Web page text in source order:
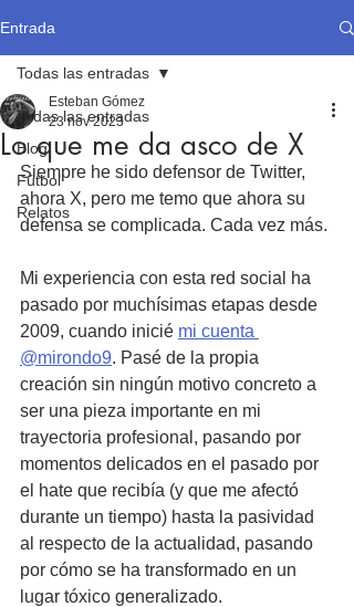
Entrada
Todas las entradas
Blog
Fútbol
Relatos
Todas las entradas
Lo que me da asco de X
Esteban Gómez
23 nov 2023
Siempre he sido defensor de Twitter,
ahora X, pero me temo que ahora su
defensa se complicada. Cada vez más.
Mi experiencia con esta red social ha
pasado por muchísimas etapas desde
2009, cuando inicié mi cuenta
@mirondo9. Pasé de la propia
creación sin ningún motivo concreto a
ser una pieza importante en mi
trayectoria profesional, pasando por
momentos delicados en el pasado por
el hate que recibía (y que me afectó
durante un tiempo) hasta la pasividad
al respecto de la actualidad, pasando
por cómo se ha transformado en un
lugar tóxico generalizado.